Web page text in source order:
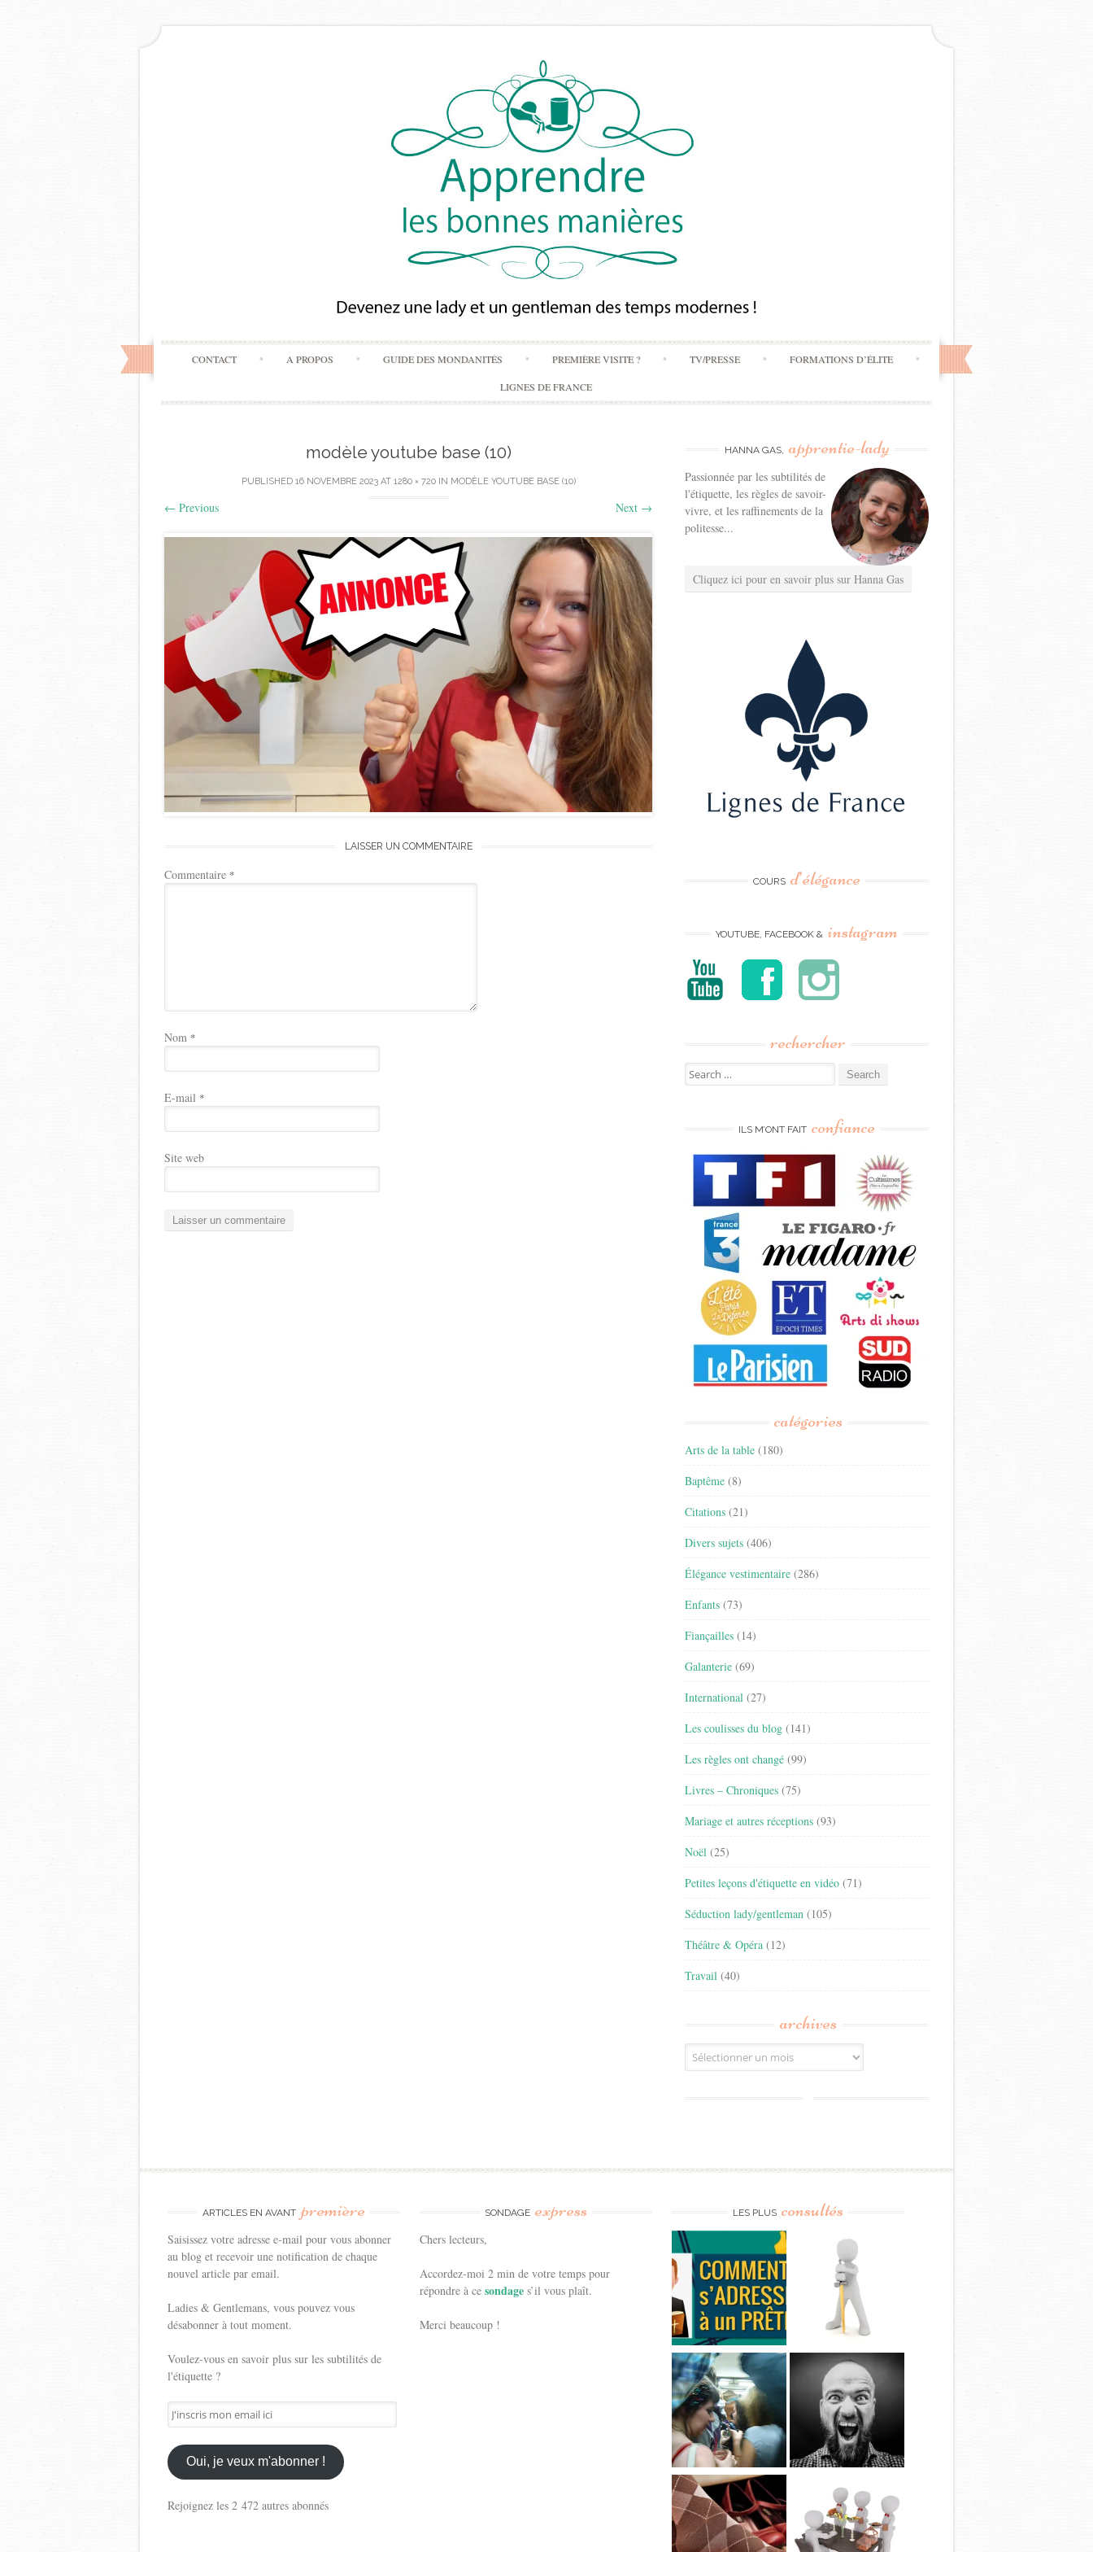
Skip
to
content
CONTACT A PROPOS GUIDE DES MONDANITÉS PREMIÈRE VISITE ? TV/PRESSE FORMATIONS D’ÉLITE
LIGNES DE FRANCE
modèle youtube base (10)
PUBLISHED 16 NOVEMBRE 2023AT 1280 × 720IN MODÈLE YOUTUBE BASE (10)
← Previous Next →
LAISSER UN COMMENTAIRE
Commentaire *
Nom *
E-mail *
Site web
HANNA GAS, apprentie-lady
Passionnée par les subtilités de
l'étiquette, les règles de savoir-
vivre, et les raffinements de la
politesse...
Cliquez ici pour en savoir plus sur Hanna Gas
COURS d’élégance
YOUTUBE, FACEBOOK & instagram
rechercher
Search
for:
ILS M’ONT FAIT confiance
catégories
Arts de la table (180)
Baptême (8)
Citations (21)
Divers sujets (406)
Élégance vestimentaire (286)
Enfants (73)
Fiançailles (14)
Galanterie (69)
International (27)
Les coulisses du blog (141)
Les règles ont changé (99)
Livres – Chroniques (75)
Mariage et autres réceptions (93)
Noël (25)
Petites leçons d'étiquette en vidéo (71)
Séduction lady/gentleman (105)
Théâtre & Opéra (12)
Travail (40)
archives
Archives
ARTICLES EN AVANT première
Saisissez votre adresse e-mail pour vous abonner
au blog et recevoir une notification de chaque
nouvel article par email.
Ladies & Gentlemans, vous pouvez vous
désabonner à tout moment.
Voulez-vous en savoir plus sur les subtilités de
l'étiquette ?
J'inscris
mon
email
ici
Oui, je veux m'abonner !
Rejoignez les 2 472 autres abonnés
SONDAGE express
Chers lecteurs,
Accordez-moi 2 min de votre temps pour
répondre à cesondages’il vous plaît.
Merci beaucoup !
LES PLUS consultés